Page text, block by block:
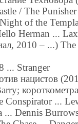
/ The Punisher
of the
Herman ... Lax
2010 – ...) The
Stranger
нацистов
...
Dennis